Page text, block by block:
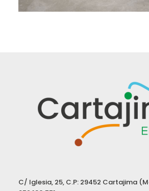
C/ Iglesia, 25, C.P: 29452 Cartajima